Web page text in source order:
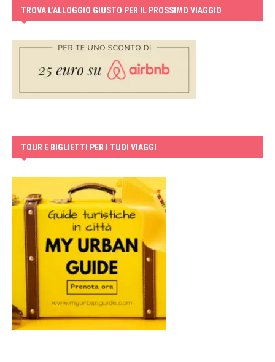
TROVA L’ALLOGGIO GIUSTO PER IL PROSSIMO VIAGGIO
TOUR E BIGLIETTI PER I TUOI VIAGGI